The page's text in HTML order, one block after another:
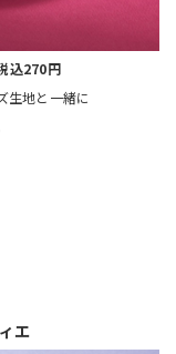
込270円
生地と一緒に
エ